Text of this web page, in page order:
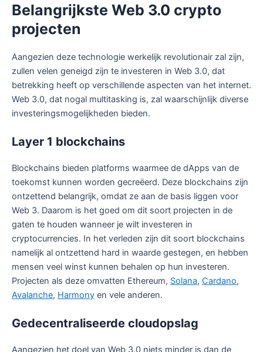
Belangrijkste Web 3.0 crypto
projecten
Aangezien deze technologie werkelijk revolutionair zal zijn,
zullen velen geneigd zijn te investeren in Web 3.0, dat
betrekking heeft op verschillende aspecten van het internet.
Web 3.0, dat nogal multitasking is, zal waarschijnlijk diverse
investeringsmogelijkheden bieden.
Layer 1 blockchains
Blockchains bieden platforms waarmee de dApps van de
toekomst kunnen worden gecreëerd. Deze blockchains zijn
ontzettend belangrijk, omdat ze aan de basis liggen voor
Web 3. Daarom is het goed om dit soort projecten in de
gaten te houden wanneer je wilt investeren in
cryptocurrencies. In het verleden zijn dit soort blockchains
namelijk al ontzettend hard in waarde gestegen, en hebben
mensen veel winst kunnen behalen op hun investeren.
Projecten als deze omvatten Ethereum, Solana, Cardano,
Avalanche, Harmony en vele anderen.
Gedecentraliseerde cloudopslag
Aangezien het doel van Web 3.0 niets minder is dan de